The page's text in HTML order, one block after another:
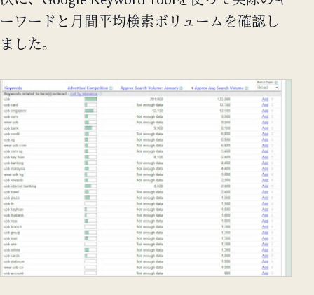
ーワードと月間平均検索ボリュームを確認し
ました。